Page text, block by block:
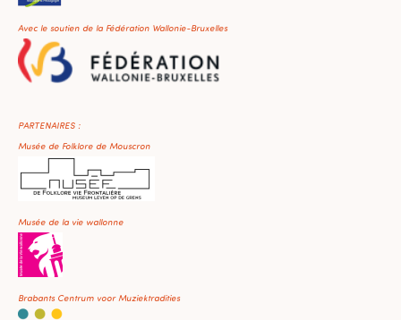
Avec le soutien de la Fédération Wallonie-Bruxelles
PARTENAIRES :
Musée de Folklore de Mouscron
Musée de la vie wallonne
Brabants Centrum voor Muziektradities